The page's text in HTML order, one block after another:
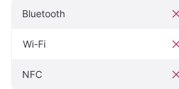
Bluetooth
Wi-Fi
NFC